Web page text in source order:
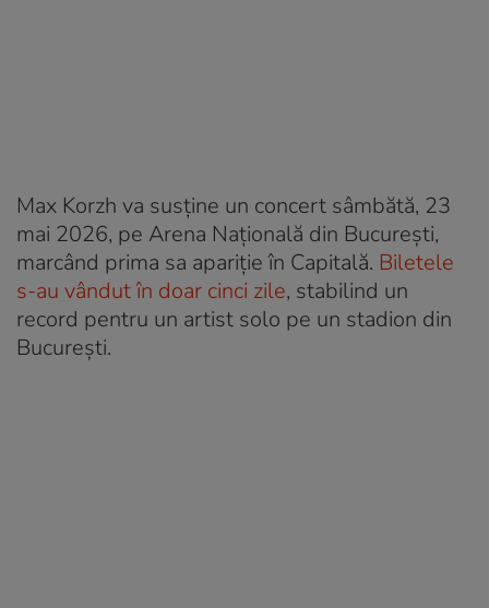
Max Korzh va susține un concert sâmbătă, 23
mai 2026, pe Arena Națională din București,
marcând prima sa apariție în Capitală. Biletele
s-au vândut în doar cinci zile, stabilind un
record pentru un artist solo pe un stadion din
București.